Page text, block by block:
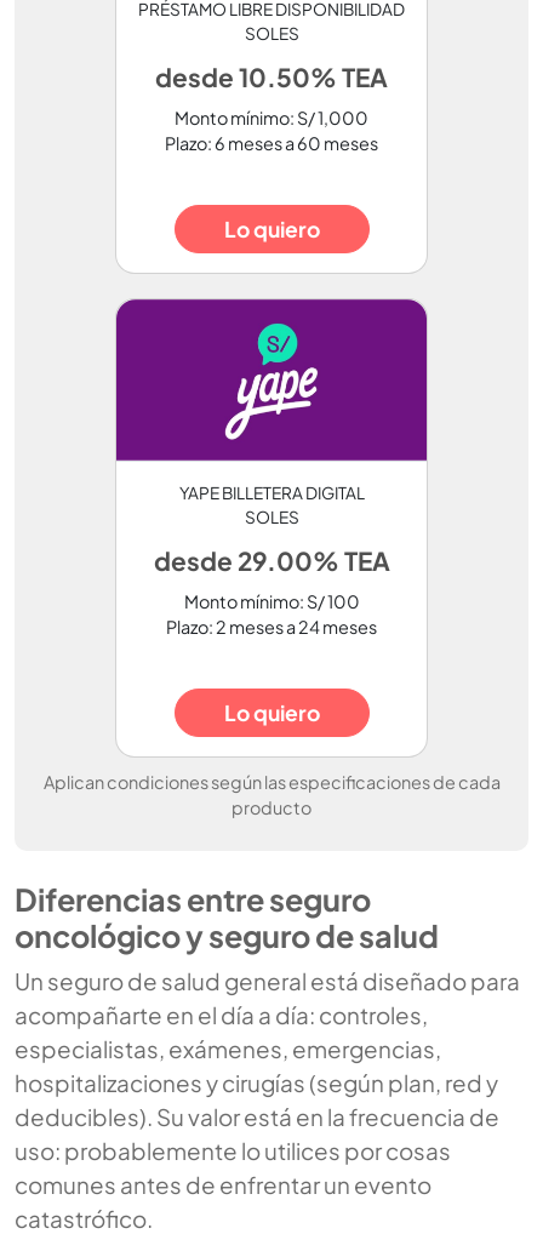
PRÉSTAMO LIBRE DISPONIBILIDAD
SOLES
desde 10.50% TEA
Monto mínimo: S/ 1,000
Plazo: 6 meses a 60 meses
Lo quiero
YAPE BILLETERA DIGITAL
SOLES
desde 29.00% TEA
Monto mínimo: S/ 100
Plazo: 2 meses a 24 meses
Lo quiero
Aplican condiciones según las especificaciones de cada
producto
Diferencias entre seguro
oncológico y seguro de salud
Un seguro de salud general está diseñado para
acompañarte en el día a día: controles,
especialistas, exámenes, emergencias,
hospitalizaciones y cirugías (según plan, red y
deducibles). Su valor está en la frecuencia de
uso: probablemente lo utilices por cosas
comunes antes de enfrentar un evento
catastrófico.